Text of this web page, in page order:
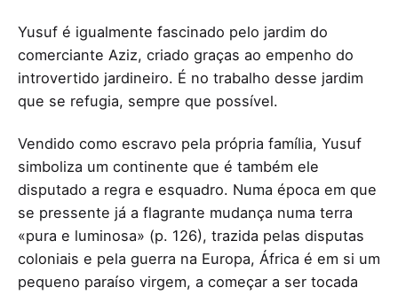
Yusuf é igualmente fascinado pelo jardim do
comerciante Aziz, criado graças ao empenho do
introvertido jardineiro. É no trabalho desse jardim
que se refugia, sempre que possível.
Vendido como escravo pela própria família, Yusuf
simboliza um continente que é também ele
disputado a regra e esquadro. Numa época em que
se pressente já a flagrante mudança numa terra
«pura e luminosa» (p. 126), trazida pelas disputas
coloniais e pela guerra na Europa, África é em si um
pequeno paraíso virgem, a começar a ser tocada